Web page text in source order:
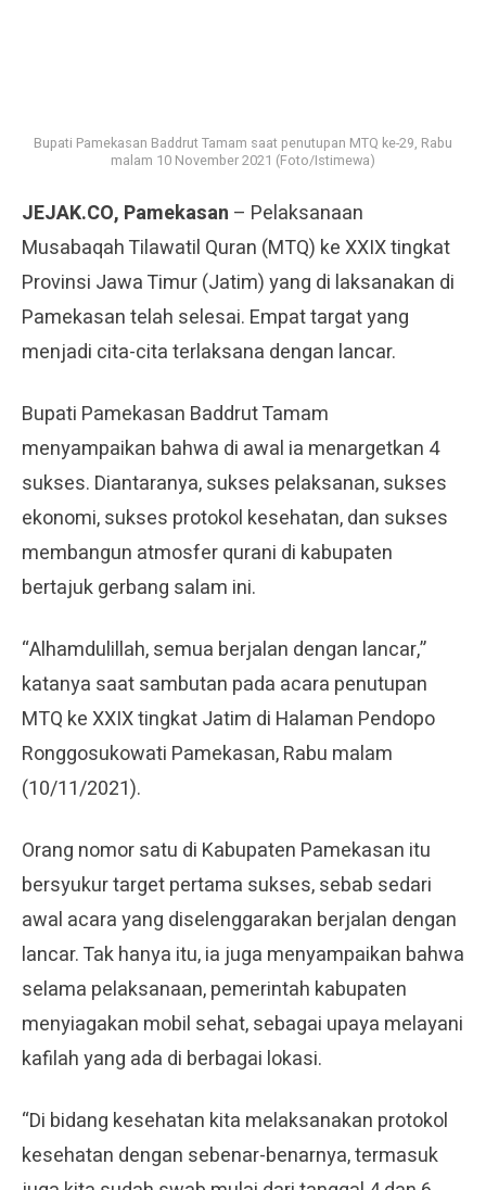
Bupati Pamekasan Baddrut Tamam saat penutupan MTQ ke-29, Rabu
malam 10 November 2021 (Foto/Istimewa)
JEJAK.CO, Pamekasan – Pelaksanaan
Musabaqah Tilawatil Quran (MTQ) ke XXIX tingkat
Provinsi Jawa Timur (Jatim) yang di laksanakan di
Pamekasan telah selesai. Empat targat yang
menjadi cita-cita terlaksana dengan lancar.
Bupati Pamekasan Baddrut Tamam
menyampaikan bahwa di awal ia menargetkan 4
sukses. Diantaranya, sukses pelaksanan, sukses
ekonomi, sukses protokol kesehatan, dan sukses
membangun atmosfer qurani di kabupaten
bertajuk gerbang salam ini.
“Alhamdulillah, semua berjalan dengan lancar,”
katanya saat sambutan pada acara penutupan
MTQ ke XXIX tingkat Jatim di Halaman Pendopo
Ronggosukowati Pamekasan, Rabu malam
(10/11/2021).
Orang nomor satu di Kabupaten Pamekasan itu
bersyukur target pertama sukses, sebab sedari
awal acara yang diselenggarakan berjalan dengan
lancar. Tak hanya itu, ia juga menyampaikan bahwa
selama pelaksanaan, pemerintah kabupaten
menyiagakan mobil sehat, sebagai upaya melayani
kafilah yang ada di berbagai lokasi.
“Di bidang kesehatan kita melaksanakan protokol
kesehatan dengan sebenar-benarnya, termasuk